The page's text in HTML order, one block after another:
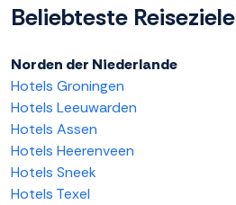
Beliebteste Reiseziele
Norden der Niederlande
Hotels Groningen
Hotels Leeuwarden
Hotels Assen
Hotels Heerenveen
Hotels Sneek
Hotels Texel